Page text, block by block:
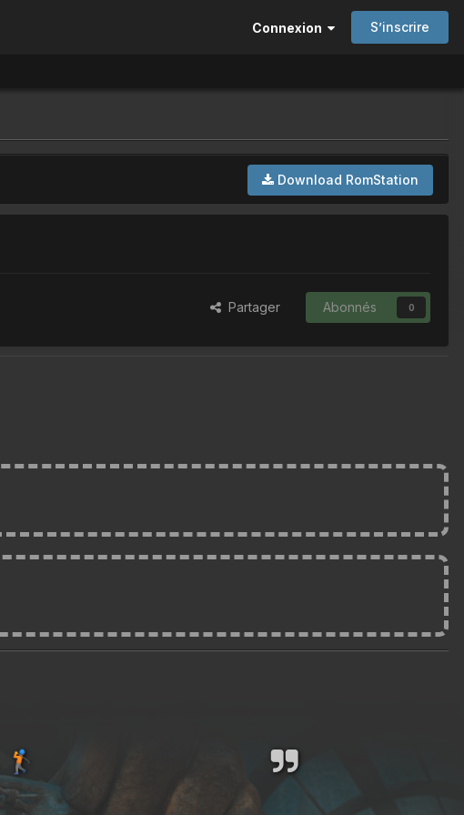
Connexion S’inscrire
Download RomStation
Partager Abonnés 0
🏌️